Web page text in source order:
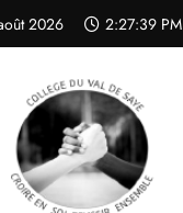
2026 2:27:39 PM